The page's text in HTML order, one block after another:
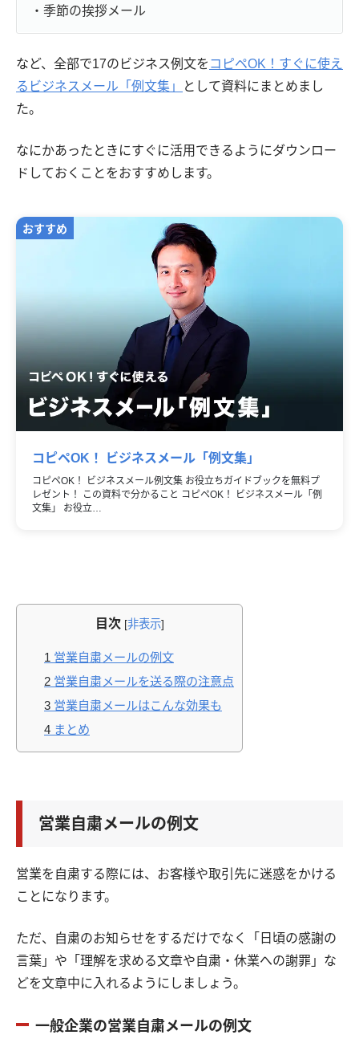
・季節の挨拶メール
など、全部で17のビジネス例文を コピペOK！すぐに使え
るビジネスメール「例文集」
として資料にまとめまし
た。
なにかあったときにすぐに活用できるようにダウンロー
ドしておくことをおすすめします。
コピペOK！ ビジネスメール「例文集」
コピペOK！ ビジネスメール例文集 お役立ちガイドブックを無料プ
レゼント！ この資料で分かること コピペOK！ ビジネスメール「例
文集」 お役立…
目次 [非表示]
1 営業自粛メールの例文
2 営業自粛メールを送る際の注意点
3 営業自粛メールはこんな効果も
4 まとめ
営業自粛メールの例文
営業を自粛する際には、お客様や取引先に迷惑をかける
ことになります。
ただ、自粛のお知らせをするだけでなく「日頃の感謝の
言葉」や「理解を求める文章や自粛・休業への謝罪」な
どを文章中に入れるようにしましょう。
一般企業の営業自粛メールの例文